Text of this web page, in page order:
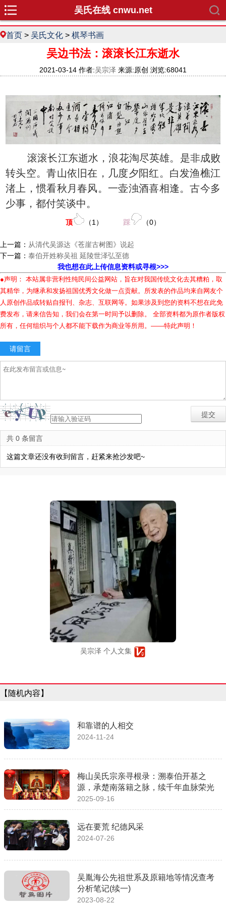
吴氏在线 cnwu.net
首页 > 吴氏文化 > 棋琴书画
吴边书法：滚滚长江东逝水
2021-03-14 作者:吴宗泽 来源:原创 浏览:68041
滚滚长江东逝水，浪花淘尽英雄。是非成败
转头空。青山依旧在，几度夕阳红。白发渔樵江
渚上，惯看秋月春风。一壶浊酒喜相逢。古今多
少事，都付笑谈中。
顶 （1） 踩 （0）
上一篇： 从清代吴源达《苍崖古树图》说起
下一篇： 泰伯开姓称吴祖 延陵世泽弘至德
我也想在此上传信息资料或寻根>>>
●声明： 本站属非营利性纯民间公益网站，旨在对我国传统文化去其糟粕，取
其精华，为继承和发扬祖国优秀文化做一点贡献。所发表的作品均来自网友个
人原创作品或转贴自报刊、杂志、互联网等。如果涉及到您的资料不想在此免
费发布，请来信告知，我们会在第一时间予以删除。 全部资料都为原作者版权
所有，任何组织与个人都不能下载作为商业等所用。——特此声明！
请留言
共 0 条留言
这篇文章还没有收到留言，赶紧来抢沙发吧~
吴宗泽 个人文集
【随机内容】
和靠谱的人相交
2024-11-24
梅山吴氏宗亲寻根录：溯泰伯开基之
源，承楚南落籍之脉，续千年血脉荣光
2025-09-16
远在要荒 纪德风采
2024-07-26
吴胤海公先祖世系及原籍地等情况查考
分析笔记(续一)
2023-08-22